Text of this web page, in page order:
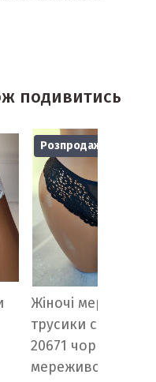
подивитись
Розпродаж
Жіночі мереживні
трусики сліпи
20671 чорні —
мереживо